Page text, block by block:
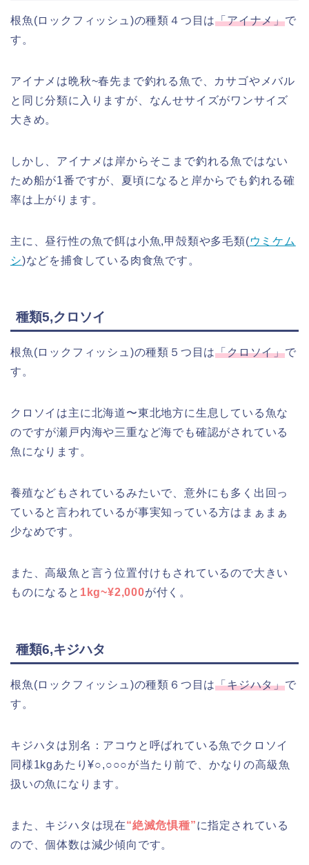
根魚(ロックフィッシュ)の種類４つ目は「アイナメ」で
す。
アイナメは晩秋~春先まで釣れる魚で、カサゴやメバル
と同じ分類に入りますが、なんせサイズがワンサイズ
大きめ。
しかし、アイナメは岸からそこまで釣れる魚ではない
ため船が1番ですが、夏頃になると岸からでも釣れる確
率は上がります。
主に、昼行性の魚で餌は小魚,甲殻類や多毛類(ウミケム
シ)などを捕食している肉食魚です。
種類5,クロソイ
根魚(ロックフィッシュ)の種類５つ目は「クロソイ」で
す。
クロソイは主に北海道〜東北地方に生息している魚な
のですが瀬戸内海や三重など海でも確認がされている
魚になります。
養殖などもされているみたいで、意外にも多く出回っ
ていると言われているが事実知っている方はまぁまぁ
少なめです。
また、高級魚と言う位置付けもされているので大きい
ものになると 1kg~¥2,000が付く。
種類6,キジハタ
根魚(ロックフィッシュ)の種類６つ目は「キジハタ」で
す。
キジハタは別名：アコウと呼ばれている魚でクロソイ
同様1kgあたり¥○,○○○が当たり前で、かなりの高級魚
扱いの魚になります。
また、キジハタは現在“絶滅危惧種”に指定されている
ので、個体数は減少傾向です。